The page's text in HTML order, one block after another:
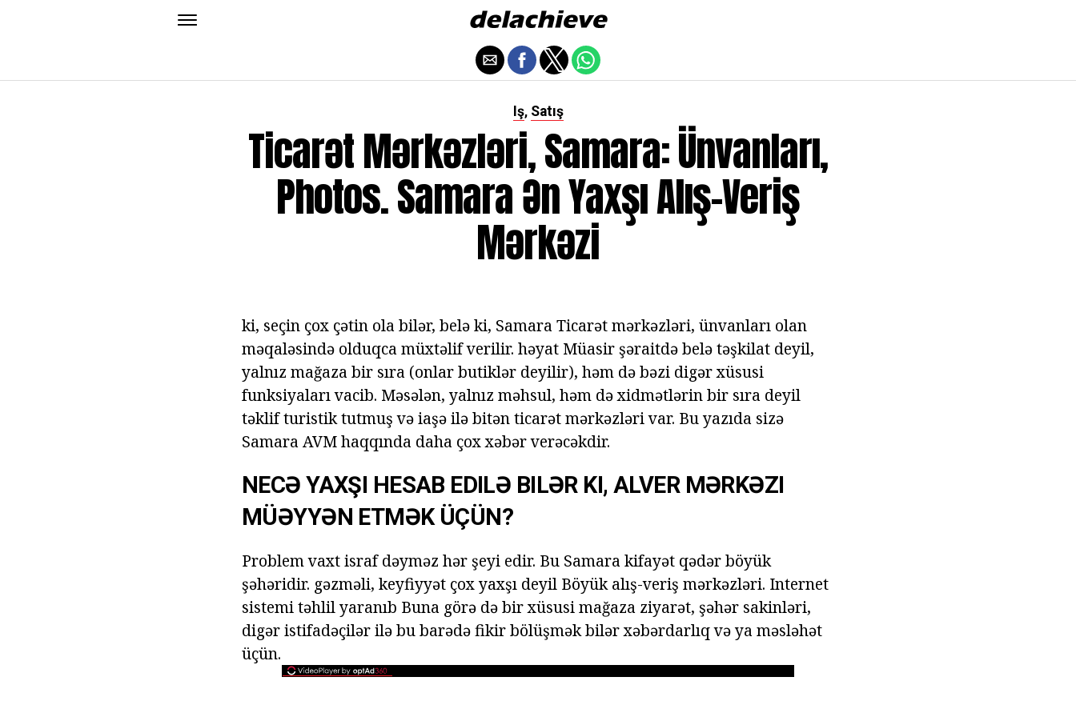
Iş, Satış
Ticarət Mərkəzləri, Samara: Ünvanları,
Photos. Samara Ən Yaxşı Alış-Veriş
Mərkəzi
ki, seçin çox çətin ola bilər, belə ki, Samara Ticarət mərkəzləri, ünvanları olan
məqaləsində olduqca müxtəlif verilir. həyat Müasir şəraitdə belə təşkilat deyil,
yalnız mağaza bir sıra (onlar butiklər deyilir), həm də bəzi digər xüsusi
funksiyaları vacib. Məsələn, yalnız məhsul, həm də xidmətlərin bir sıra deyil
təklif turistik tutmuş və iaşə ilə bitən ticarət mərkəzləri var. Bu yazıda sizə
Samara AVM haqqında daha çox xəbər verəcəkdir.
NECƏ YAXŞI HESAB EDILƏ BILƏR KI, ALVER MƏRKƏZI
MÜƏYYƏN ETMƏK ÜÇÜN?
Problem vaxt israf dəyməz hər şeyi edir. Bu Samara kifayət qədər böyük
şəhəridir. gəzməli, keyfiyyət çox yaxşı deyil Böyük alış-veriş mərkəzləri. Internet
sistemi təhlil yaranıb Buna görə də bir xüsusi mağaza ziyarət, şəhər sakinləri,
digər istifadəçilər ilə bu barədə fikir bölüşmək bilər xəbərdarlıq və ya məsləhət
üçün.